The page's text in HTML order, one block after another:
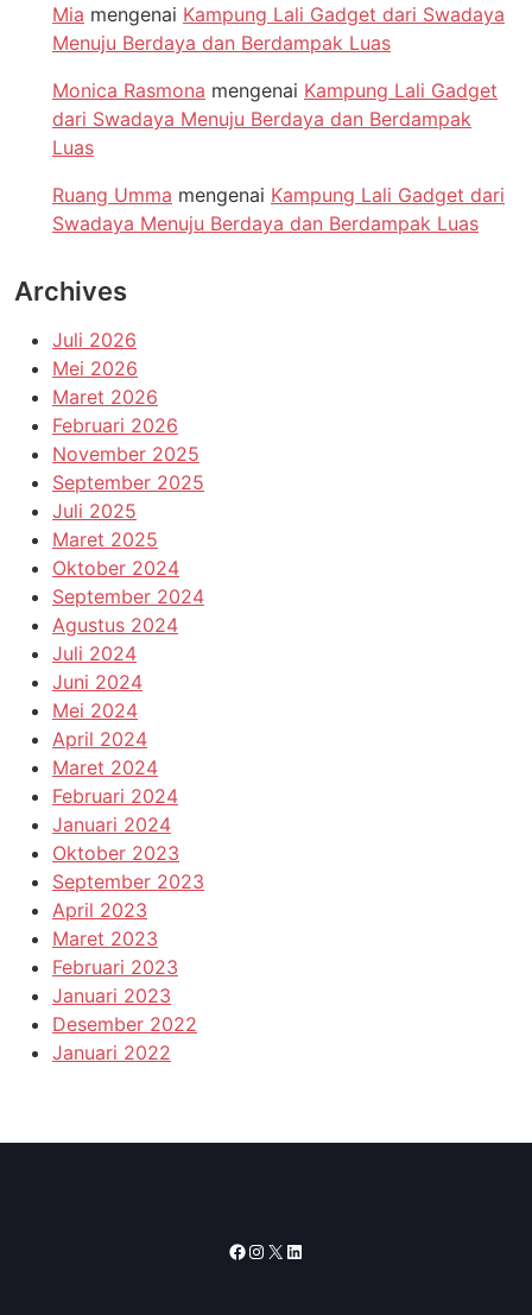
Mia mengenai Kampung Lali Gadget dari Swadaya
Menuju Berdaya dan Berdampak Luas
Monica Rasmona mengenai Kampung Lali Gadget
dari Swadaya Menuju Berdaya dan Berdampak
Luas
Ruang Umma mengenai Kampung Lali Gadget dari
Swadaya Menuju Berdaya dan Berdampak Luas
Archives
Juli 2026
Mei 2026
Maret 2026
Februari 2026
November 2025
September 2025
Juli 2025
Maret 2025
Oktober 2024
September 2024
Agustus 2024
Juli 2024
Juni 2024
Mei 2024
April 2024
Maret 2024
Februari 2024
Januari 2024
Oktober 2023
September 2023
April 2023
Maret 2023
Februari 2023
Januari 2023
Desember 2022
Januari 2022
Facebook
Instagram
X LinkedIn